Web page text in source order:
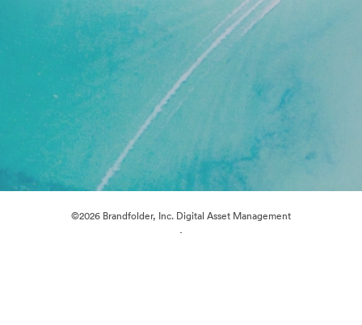
©2026 Brandfolder, Inc. Digital Asset Management
·